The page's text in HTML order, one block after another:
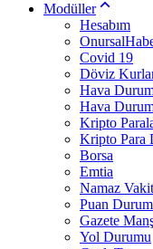
Modüller
Hesabım
Covid 19
Döviz
Hava
Hava
Kripto
Kripto Para
Borsa
Emtia
Namaz
Puan
Gazete
Yol Durumu